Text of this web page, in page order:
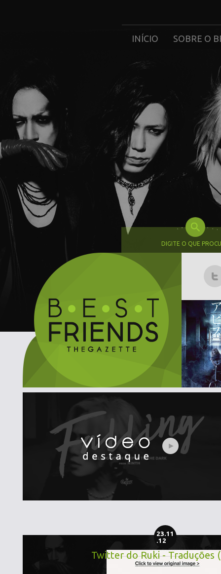
INÍCIO SOBRE O
DIGITE O QUE
23.11
.12
Twitter do Ruki - Traduções